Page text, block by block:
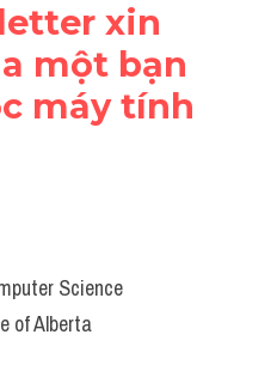
xin
một bạn
máy tính
Science
of Alberta